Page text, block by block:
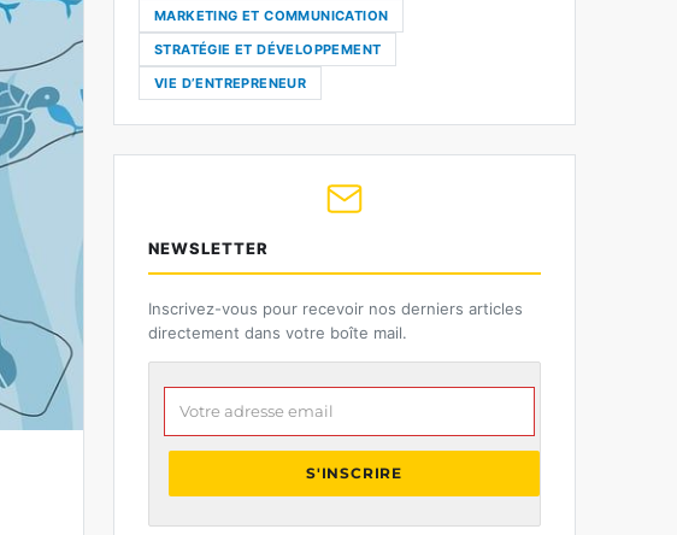
MARKETING ET COMMUNICATION
STRATÉGIE ET DÉVELOPPEMENT
VIE D’ENTREPRENEUR
NEWSLETTER
Inscrivez-vous pour recevoir nos derniers articles
directement dans votre boîte mail.
Votre adresse email
S'INSCRIRE